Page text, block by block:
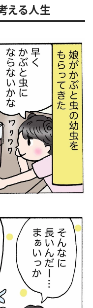
える人生